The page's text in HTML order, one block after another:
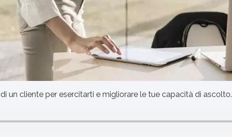
di un cliente per esercitarti e migliorare le tue capacità di ascolto.